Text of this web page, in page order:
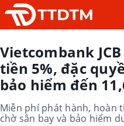
Vietcombank
tiền 5%, đặc
bảo hiểm đến
Miễn phí phát hành, hoàn
chờ sân bay và bảo hiểm